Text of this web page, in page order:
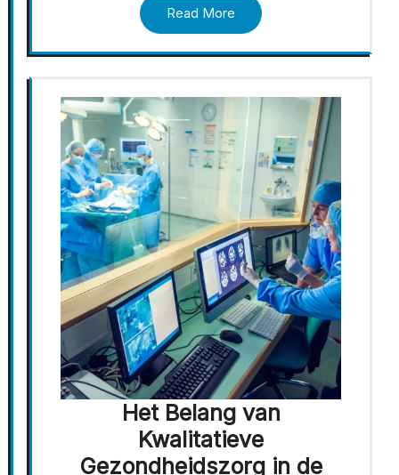
Read More
Het Belang van
Kwalitatieve
Gezondheidszorg in de